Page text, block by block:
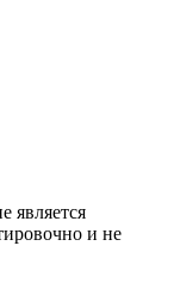
является
и не